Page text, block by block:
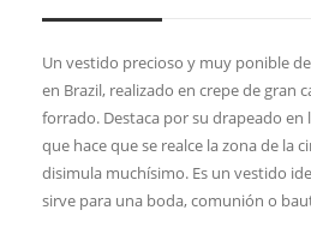
Un vestido precioso y muy ponible
en Brazil, realizado en crepe de gran
forrado. Destaca por su drapeado en
que hace que se realce la zona de la
disimula muchísimo. Es un vestido
sirve para una boda, comunión o